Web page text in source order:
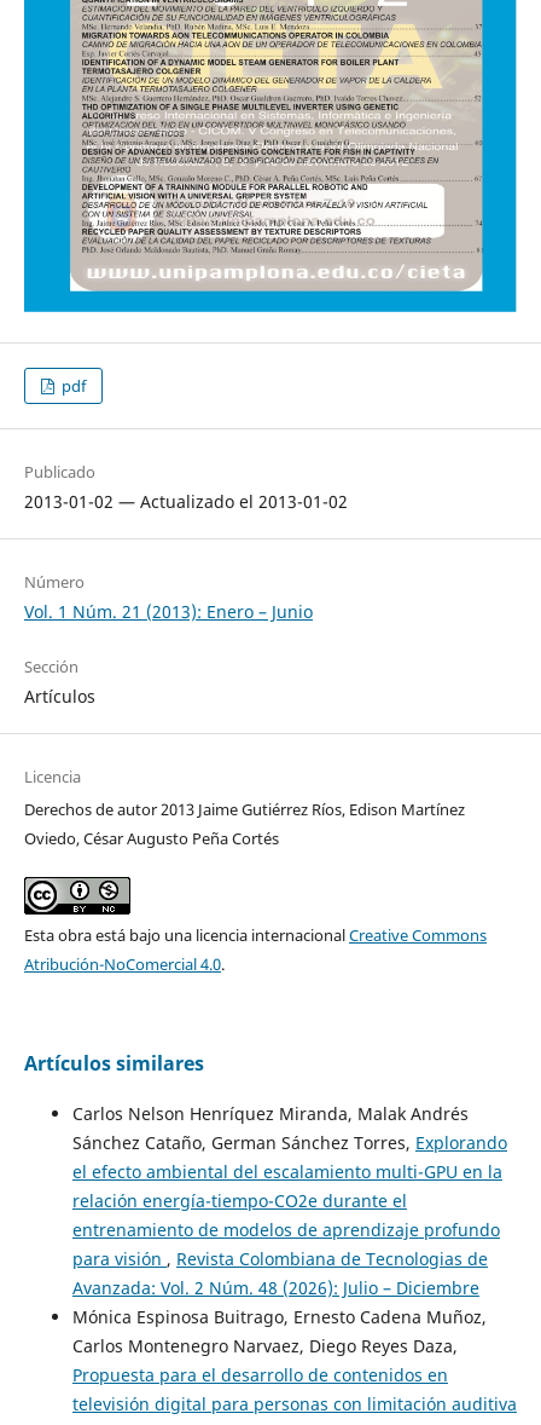
pdf
Publicado
2013-01-02 — Actualizado el 2013-01-02
Número
Vol. 1 Núm. 21 (2013): Enero – Junio
Sección
Artículos
Licencia
Derechos de autor 2013 Jaime Gutiérrez Ríos, Edison Martínez
Oviedo, César Augusto Peña Cortés
Esta obra está bajo una licencia internacionalCreative Commons
Atribución-NoComercial 4.0.
Artículos similares
Carlos Nelson Henríquez Miranda, Malak Andrés
Sánchez Cataño, German Sánchez Torres, Explorando
el efecto ambiental del escalamiento multi-GPU en la
relación energía-tiempo-CO2e durante el
entrenamiento de modelos de aprendizaje profundo
para visión , Revista Colombiana de Tecnologias de
Avanzada: Vol. 2 Núm. 48 (2026): Julio – Diciembre
Mónica Espinosa Buitrago, Ernesto Cadena Muñoz,
Carlos Montenegro Narvaez, Diego Reyes Daza,
Propuesta para el desarrollo de contenidos en
televisión digital para personas con limitación auditiva